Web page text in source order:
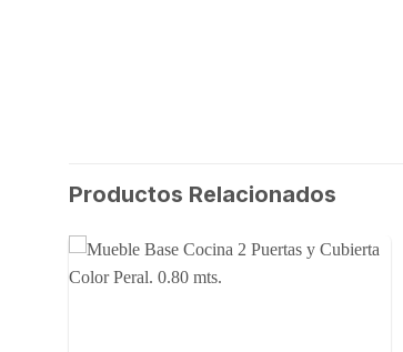
Productos Relacionados